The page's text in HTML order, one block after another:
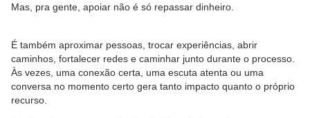
Mas, pra gente, apoiar não é só repassar dinheiro.
É também aproximar pessoas, trocar experiências, abrir
caminhos, fortalecer redes e caminhar junto durante o processo.
Às vezes, uma conexão certa, uma escuta atenta ou uma
conversa no momento certo gera tanto impacto quanto o próprio
recurso.